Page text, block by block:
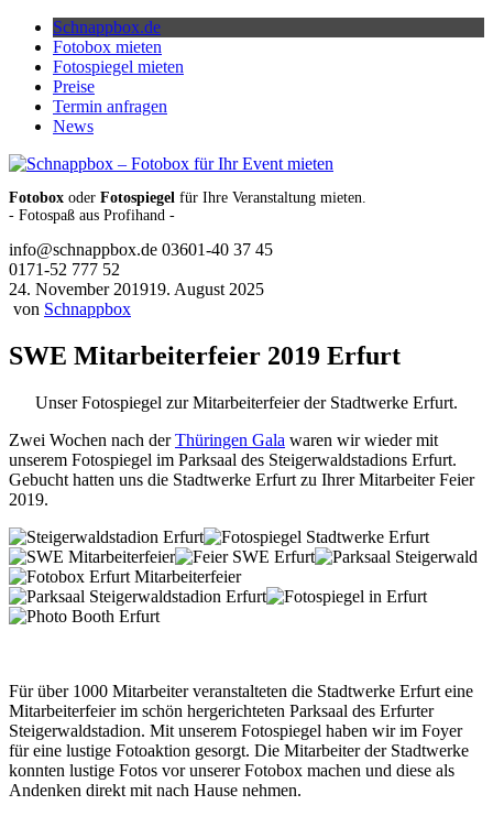
Skip
content
Schnappbox.de
Fotobox mieten
Fotospiegel mieten
Preise
Termin anfragen
News
Fotobox oder Fotospiegel für Ihre Veranstaltung mieten.
- Fotospaß aus Profihand -
info@schnappbox.de 03601-40 37 45
0171-52 777 52
24. November 201919. August 2025
von Schnappbox
SWE Mitarbeiterfeier 2019 Erfurt
Unser Fotospiegel zur Mitarbeiterfeier der Stadtwerke Erfurt.
Zwei Wochen nach derThüringen Gala waren wir wieder mit
unserem Fotospiegel im Parksaal des Steigerwaldstadions Erfurt.
Gebucht hatten uns die Stadtwerke Erfurt zu Ihrer Mitarbeiter Feier
2019.
Für über 1000 Mitarbeiter veranstalteten die Stadtwerke Erfurt eine
Mitarbeiterfeier im schön hergerichteten Parksaal des Erfurter
Steigerwaldstadion. Mit unserem Fotospiegel haben wir im Foyer
für eine lustige Fotoaktion gesorgt. Die Mitarbeiter der Stadtwerke
konnten lustige Fotos vor unserer Fotobox machen und diese als
Andenken direkt mit nach Hause nehmen.